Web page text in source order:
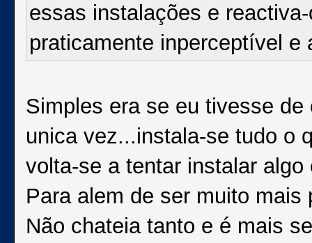
essas instalações e
praticamente inperceptível
Simples era se eu tivesse
unica vez...instala-se tudo o
volta-se a tentar instalar
Para alem de ser muito mais
Não chateia tanto e é mais